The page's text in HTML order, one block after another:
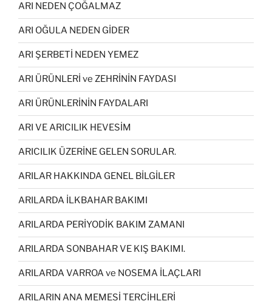
ARI NEDEN ÇOĞALMAZ
ARI OĞULA NEDEN GİDER
ARI ŞERBETİ NEDEN YEMEZ
ARI ÜRÜNLERİ ve ZEHRİNİN FAYDASI
ARI ÜRÜNLERİNİN FAYDALARI
ARI VE ARICILIK HEVESİM
ARICILIK ÜZERİNE GELEN SORULAR.
ARILAR HAKKINDA GENEL BİLGİLER
ARILARDA İLKBAHAR BAKIMI
ARILARDA PERİYODİK BAKIM ZAMANI
ARILARDA SONBAHAR VE KIŞ BAKIMI.
ARILARDA VARROA ve NOSEMA İLAÇLARI
ARILARIN ANA MEMESİ TERCİHLERİ